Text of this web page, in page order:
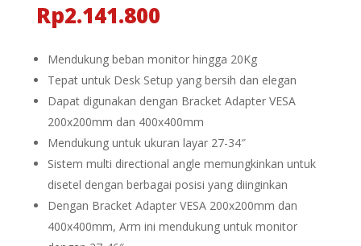
Rp2.141.800
Mendukung beban monitor hingga 20Kg
Tepat untuk Desk Setup yang bersih dan elegan
Dapat digunakan dengan Bracket Adapter VESA
200x200mm dan 400x400mm
Mendukung untuk ukuran layar 27-34″
Sistem multi directional angle memungkinkan untuk
disetel dengan berbagai posisi yang diinginkan
Dengan Bracket Adapter VESA 200x200mm dan
400x400mm, Arm ini mendukung untuk monitor